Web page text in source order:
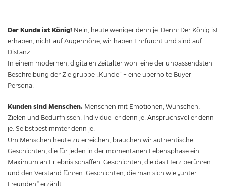
Der Kunde ist König! Nein, heute weniger denn je. Denn: Der König ist
erhaben, nicht auf Augenhöhe, wir haben Ehrfurcht und sind auf
Distanz.
In einem modernen, digitalen Zeitalter wohl eine der unpassendsten
Beschreibung der Zielgruppe „Kunde“ – eine überholte Buyer
Persona.
Kunden sind Menschen. Menschen mit Emotionen, Wünschen,
Zielen und Bedürfnissen. Individueller denn je. Anspruchsvoller denn
je. Selbstbestimmter denn je.
Um Menschen heute zu erreichen, brauchen wir authentische
Geschichten, die für jeden in der momentanen Lebensphase ein
Maximum an Erlebnis schaffen. Geschichten, die das Herz berühren
und den Verstand führen. Geschichten, die man sich wie „unter
Freunden“ erzählt.